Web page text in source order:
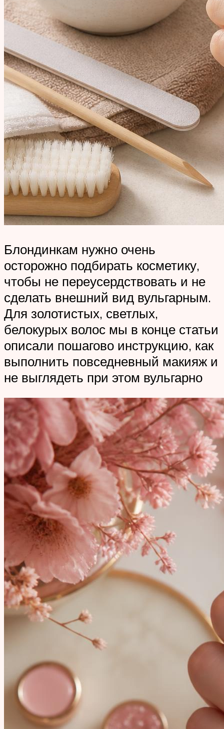
Блондинкам нужно очень
осторожно подбирать косметику,
чтобы не переусердствовать и не
сделать внешний вид вульгарным.
Для золотистых, светлых,
белокурых волос мы в конце статьи
описали пошагово инструкцию, как
выполнить повседневный макияж и
не выглядеть при этом вульгарно